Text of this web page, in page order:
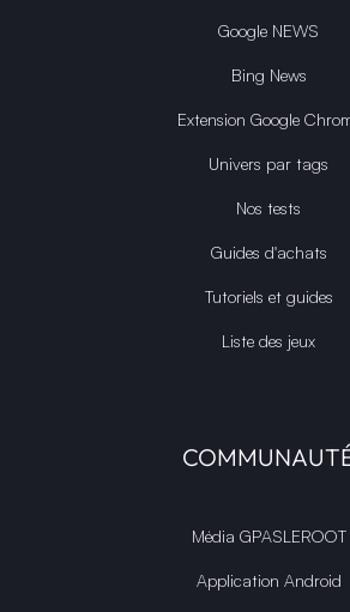
Google NEWS
Bing News
Extension Google
Univers par tags
Nos tests
Guides d'achats
Tutoriels et guides
Liste des jeux
Média GPASLEROOT
Application Android